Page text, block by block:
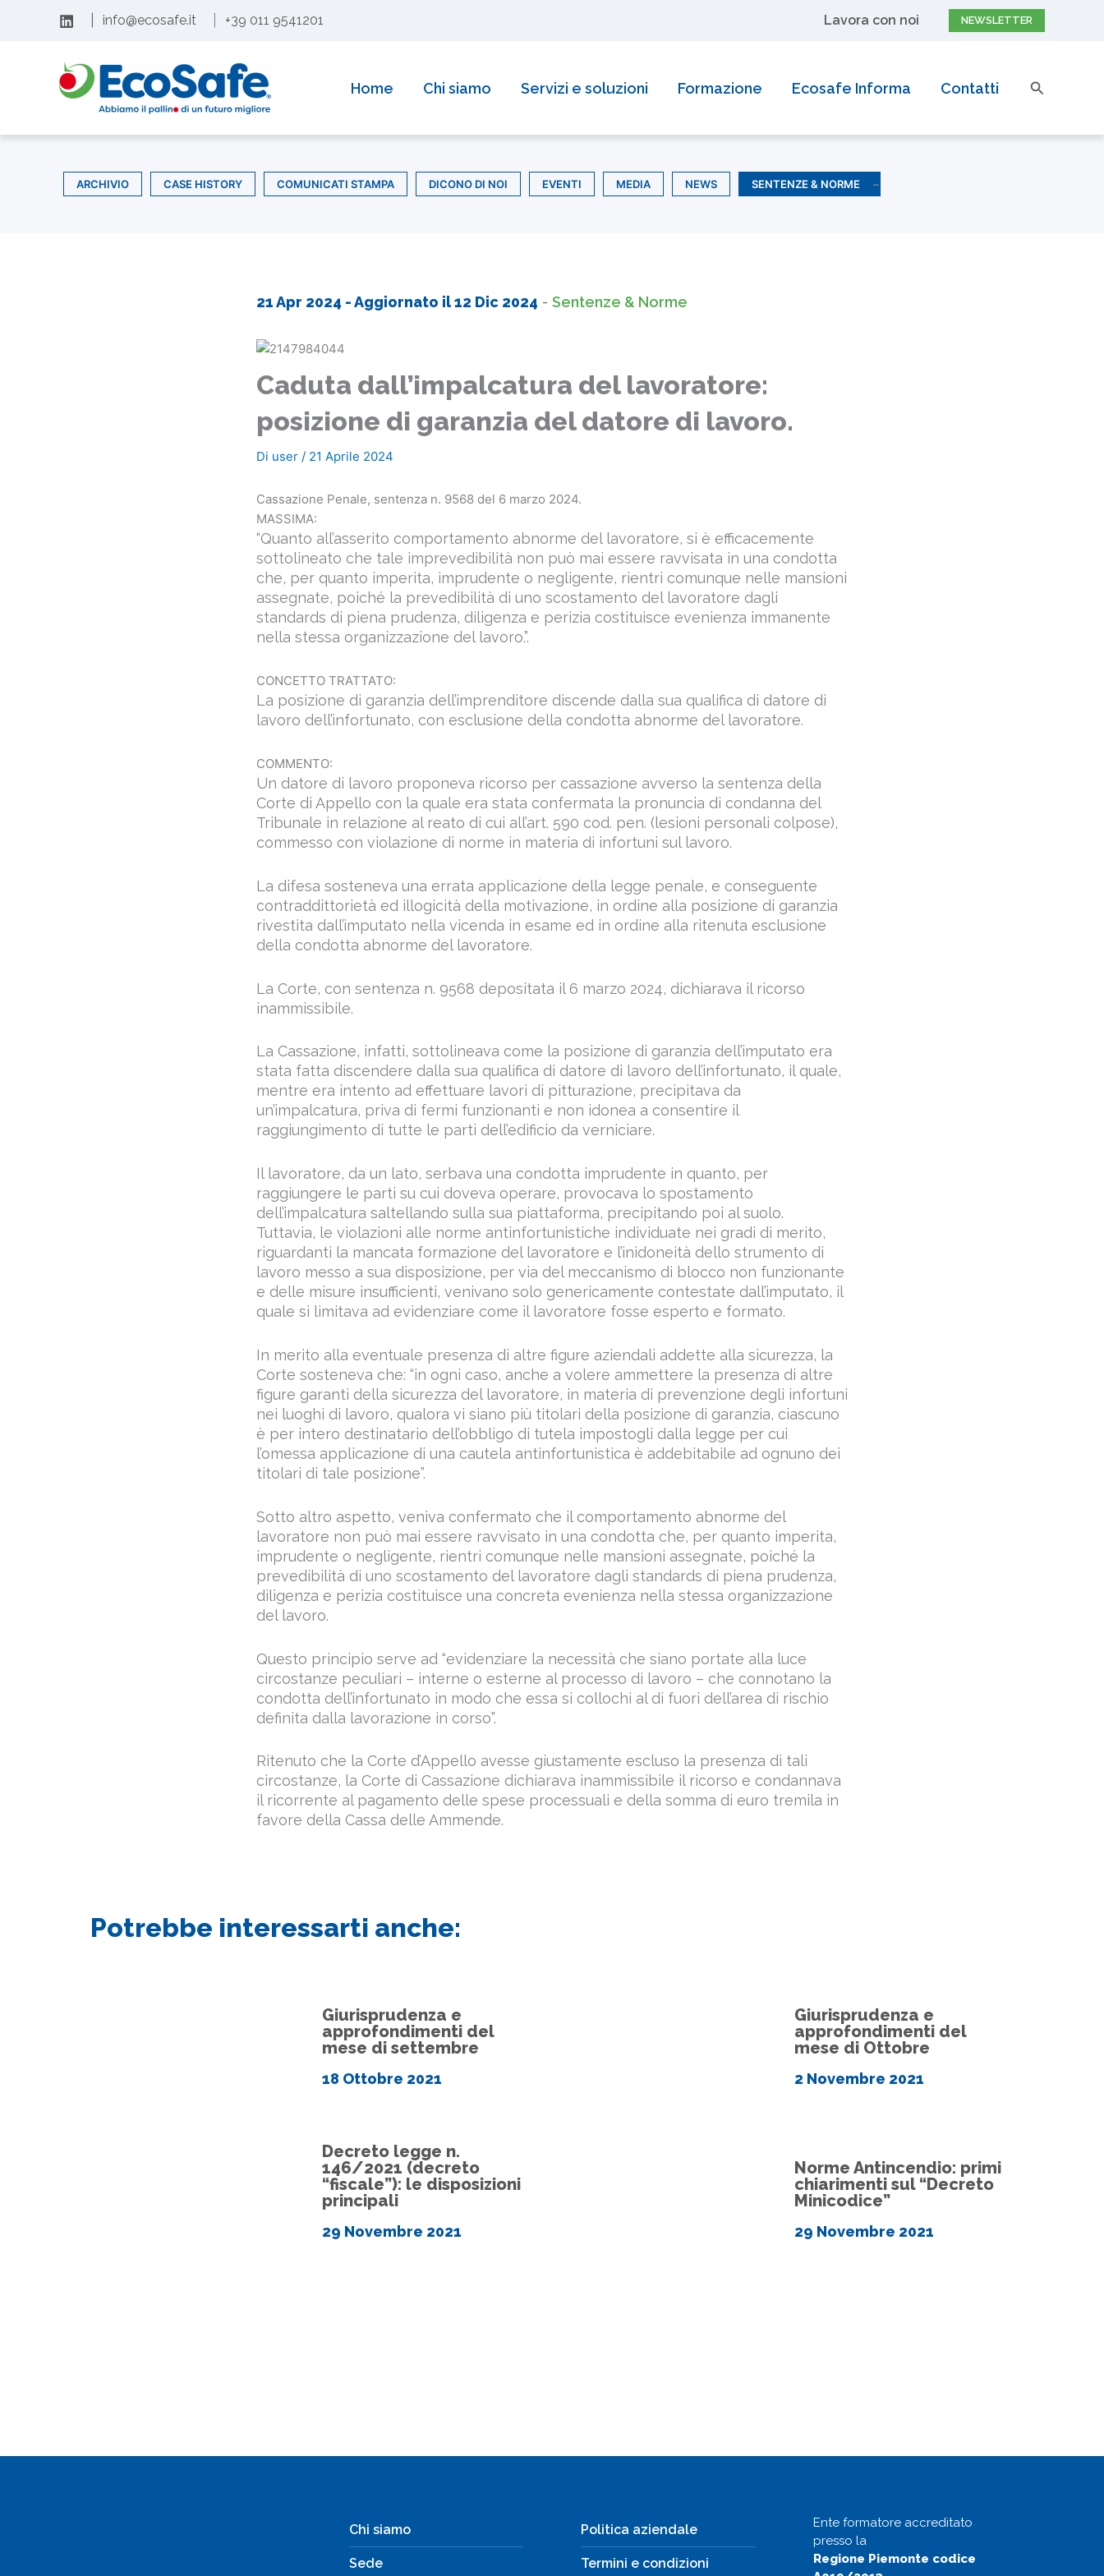
info@ecosafe.it +39 011 9541201 Lavora con noi NEWSLETTER
Home Chi siamo Servizi e soluzioni Formazione Ecosafe Informa Contatti Cerca
ARCHIVIO CASE HISTORY COMUNICATI STAMPA DICONO DI NOI EVENTI MEDIA NEWS SENTENZE & NORME
21 Apr 2024 - Aggiornato il12 Dic 2024 - Sentenze & Norme
Caduta dall’impalcatura del lavoratore:
posizione di garanzia del datore di lavoro.
Di user / 21 Aprile 2024
Cassazione Penale, sentenza n. 9568 del 6 marzo 2024.
MASSIMA:
“Quanto all’asserito comportamento abnorme del lavoratore, si è efficacemente
sottolineato che tale imprevedibilità non può mai essere ravvisata in una condotta
che, per quanto imperita, imprudente o negligente, rientri comunque nelle mansioni
assegnate, poiché la prevedibilità di uno scostamento del lavoratore dagli
standards di piena prudenza, diligenza e perizia costituisce evenienza immanente
nella stessa organizzazione del lavoro.”.
CONCETTO TRATTATO:
La posizione di garanzia dell’imprenditore discende dalla sua qualifica di datore di
lavoro dell’infortunato, con esclusione della condotta abnorme del lavoratore.
COMMENTO:
Un datore di lavoro proponeva ricorso per cassazione avverso la sentenza della
Corte di Appello con la quale era stata confermata la pronuncia di condanna del
Tribunale in relazione al reato di cui all’art. 590 cod. pen. (lesioni personali colpose),
commesso con violazione di norme in materia di infortuni sul lavoro.
La difesa sosteneva una errata applicazione della legge penale, e conseguente
contraddittorietà ed illogicità della motivazione, in ordine alla posizione di garanzia
rivestita dall’imputato nella vicenda in esame ed in ordine alla ritenuta esclusione
della condotta abnorme del lavoratore.
La Corte, con sentenza n. 9568 depositata il 6 marzo 2024, dichiarava il ricorso
inammissibile.
La Cassazione, infatti, sottolineava come la posizione di garanzia dell’imputato era
stata fatta discendere dalla sua qualifica di datore di lavoro dell’infortunato, il quale,
mentre era intento ad effettuare lavori di pitturazione, precipitava da
un’impalcatura, priva di fermi funzionanti e non idonea a consentire il
raggiungimento di tutte le parti dell’edificio da verniciare.
Il lavoratore, da un lato, serbava una condotta imprudente in quanto, per
raggiungere le parti su cui doveva operare, provocava lo spostamento
dell’impalcatura saltellando sulla sua piattaforma, precipitando poi al suolo.
Tuttavia, le violazioni alle norme antinfortunistiche individuate nei gradi di merito,
riguardanti la mancata formazione del lavoratore e l’inidoneità dello strumento di
lavoro messo a sua disposizione, per via del meccanismo di blocco non funzionante
e delle misure insufficienti, venivano solo genericamente contestate dall’imputato, il
quale si limitava ad evidenziare come il lavoratore fosse esperto e formato.
In merito alla eventuale presenza di altre figure aziendali addette alla sicurezza, la
Corte sosteneva che: “in ogni caso, anche a volere ammettere la presenza di altre
figure garanti della sicurezza del lavoratore, in materia di prevenzione degli infortuni
nei luoghi di lavoro, qualora vi siano più titolari della posizione di garanzia, ciascuno
è per intero destinatario dell’obbligo di tutela impostogli dalla legge per cui
l’omessa applicazione di una cautela antinfortunistica è addebitabile ad ognuno dei
titolari di tale posizione”.
Sotto altro aspetto, veniva confermato che il comportamento abnorme del
lavoratore non può mai essere ravvisato in una condotta che, per quanto imperita,
imprudente o negligente, rientri comunque nelle mansioni assegnate, poiché la
prevedibilità di uno scostamento del lavoratore dagli standards di piena prudenza,
diligenza e perizia costituisce una concreta evenienza nella stessa organizzazione
del lavoro.
Questo principio serve ad “evidenziare la necessità che siano portate alla luce
circostanze peculiari – interne o esterne al processo di lavoro – che connotano la
condotta dell’infortunato in modo che essa si collochi al di fuori dell’area di rischio
definita dalla lavorazione in corso”.
Ritenuto che la Corte d’Appello avesse giustamente escluso la presenza di tali
circostanze, la Corte di Cassazione dichiarava inammissibile il ricorso e condannava
il ricorrente al pagamento delle spese processuali e della somma di euro tremila in
favore della Cassa delle Ammende.
Potrebbe interessarti anche:
Giurisprudenza e
approfondimenti del
mese di settembre
18 Ottobre 2021
Giurisprudenza e
approfondimenti del
mese di Ottobre
2 Novembre 2021
Decreto legge n.
146/2021 (decreto
“fiscale”): le disposizioni
principali
29 Novembre 2021
Norme Antincendio: primi
chiarimenti sul “Decreto
Minicodice”
29 Novembre 2021
Chi siamo
Sede
Politica aziendale
Termini e condizioni
Ente formatore accreditato
presso la
Regione Piemonte codice